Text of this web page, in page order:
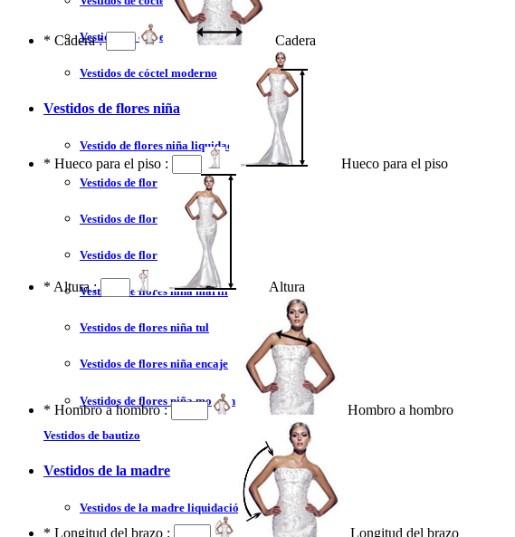
Vestidos de cóctel coral
Vestidos de cóctel moderno
Vestidos de flores niña
Vestido de flores niña liquidación y venta
Vestidos de flores niña 2023
Vestidos de flores niña blanco
Vestidos de flores niña azul
Vestidos de flores niña marfil
Vestidos de flores niña tul
Vestidos de flores niña encaje
Vestidos de flores niña moderno
Vestidos de bautizo
Vestidos de la madre
Vestidos de la madre liquidación y venta
* Cadera : Cadera
* Hueco para el piso : Hueco para el piso
* Altura : Altura
* Hombro a hombro : Hombro a hombro
* Longitud del brazo : Longitud del brazo